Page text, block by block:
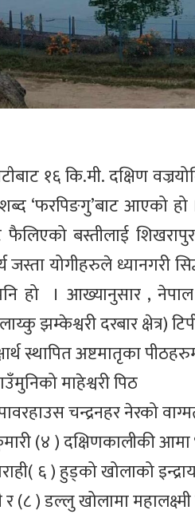
१६ कि.मी. दक्षिण
शब्द ‘फरपिङगु’बाट आएको
फैलिएको बस्तीलाई
जस्ता योगीहरुले ध्यानगरी
हो । आख्यानुसार ,
झम्केश्वरी दरबार क्षेत्र)
स्थापित अष्टमातृका
माहेश्वरी पिठ
चन्द्रनहर नेरको
(४ ) दक्षिणकालीकी आमा
६ ) हुड्को खोलाको
(८ ) डल्लु खोलामा महालक्ष्मी